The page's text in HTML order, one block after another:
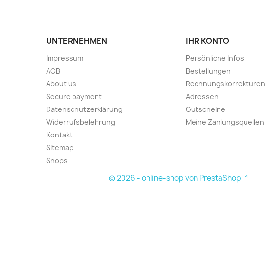
UNTERNEHMEN
Impressum
AGB
About us
Secure payment
Datenschutzerklärung
Widerrufsbelehrung
Kontakt
Sitemap
Shops
IHR KONTO
Persönliche Infos
Bestellungen
Rechnungskorrekturen
Adressen
Gutscheine
Meine Zahlungsquellen
© 2026 - online-shop von PrestaShop™